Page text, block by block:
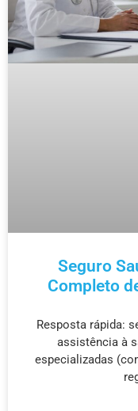
Seguro
Completo
Resposta rápida:
assistência à
especializadas